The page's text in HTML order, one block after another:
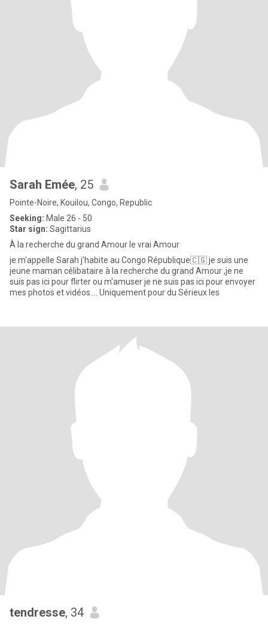
Sarah Emée, 25
Pointe-Noire, Kouilou, Congo, Republic
Seeking: Male 26 - 50
Star sign: Sagittarius
À la recherche du grand Amour le vrai Amour
je m'appelle Sarah j'habite au Congo République🇨🇬 je suis une
jeune maman célibataire à la recherche du grand Amour ,je ne
suis pas ici pour flirter ou m'amuser je ne suis pas ici pour envoyer
mes photos et vidéos.... Uniquement pour du Sérieux les
tendresse, 34